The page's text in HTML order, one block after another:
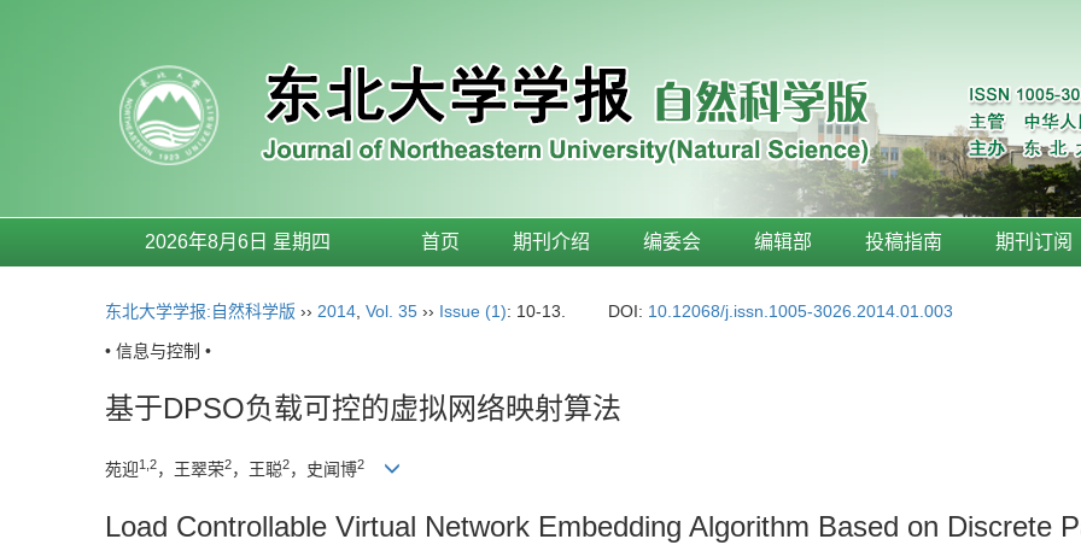
2026年8月6日 星期四 首页 期刊介绍 编委会 编辑部 投稿指南 期刊订阅
东北大学学报:自然科学版 ›› 2014 Vol. 35 ›› Issue (1): 10-13. DOI: 10.12068/j.issn.1005-3026.2014.01.003
• 信息与控制 •
基于DPSO负载可控的虚拟网络映射算法
苑迎1,2，王翠荣2，王聪2，史闻博2
Load Controllable Virtual Network Embedding Algorithm Based on Discrete